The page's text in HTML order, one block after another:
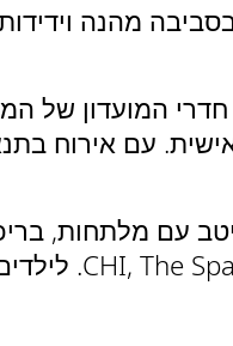
מהנה
עם אירוח
עם מלתחות,